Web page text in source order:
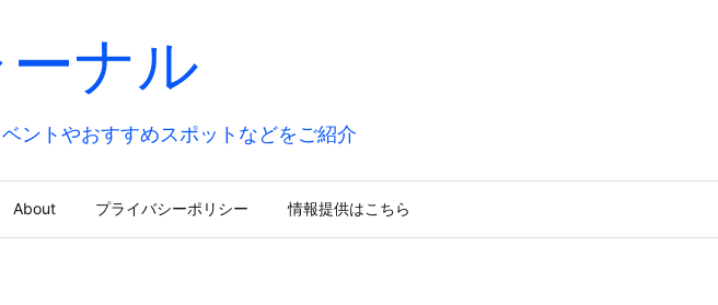
ナル
ントやおすすめスポットなどをご紹介
About プライバシーポリシー 情報提供はこちら